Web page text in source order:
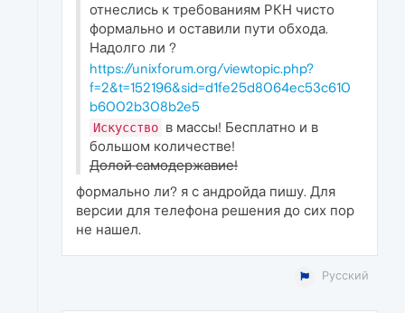
отнеслись к требованиям РКН чисто
формально и оставили пути обхода.
Надолго ли ?
https://unixforum.org/viewtopic.php?
f=2&t=152196&sid=d1fe25d8064ec53c610
b6002b308b2e5
Искусство в массы! Бесплатно и в
большом количестве!
Долой самодержавие!
формально ли? я с андройда пишу. Для
версии для телефона решения до сих пор
не нашел.
Русский